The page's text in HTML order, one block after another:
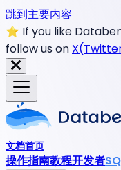
跳到主要内容
⭐️ If you like
follow us on
文档首页
操作指南教程开发者